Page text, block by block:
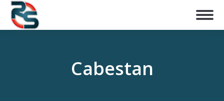
Cabestan